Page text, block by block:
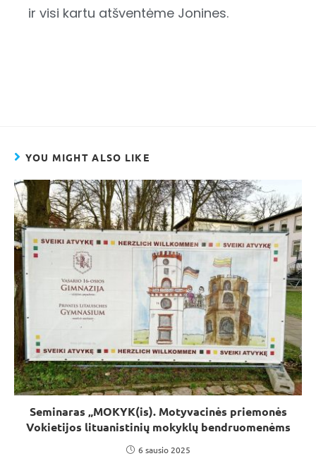
ir visi kartu atšventėme Jonines.
YOU MIGHT ALSO LIKE
Seminaras „MOKYK(is). Motyvacinės priemonės
Vokietijos lituanistinių mokyklų bendruomenėms
6 sausio 2025